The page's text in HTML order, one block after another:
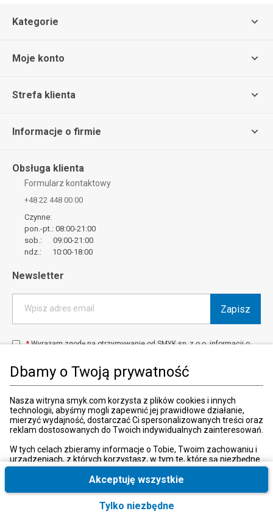
Dbamy o Twoją prywatność
Nasza witryna smyk.com korzysta z plików cookies i innych
technologii, abyśmy mogli zapewnić jej prawidłowe działanie,
mierzyć wydajność, dostarczać Ci spersonalizowanych treści oraz
reklam dostosowanych do Twoich indywidualnych zainteresowań.
W tych celach zbieramy informacje o Tobie, Twoim zachowaniu i
urządzeniach, z których korzystasz, w tym te, które są niezbędne
do prawidłowego funkcjonowania strony internetowej smyk.com.
Te niezbędne pliki cookies możesz wyłączyć zmieniając
Tylko niezbędne
Akceptuję wszystkie
Kategorie
Moje konto
Strefa klienta
Informacje o firmie
Obsługa klienta
Formularz kontaktowy
+48 22 448 00 00
Czynne:
pon.-pt.: 08:00-21:00
sob.: 09:00-21:00
ndz.: 10:00-18:00
Newsletter
Wpisz adres email Zapisz
*Wyrażam zgodę na otrzymywanie od SMYK sp. z o.o. informacji o
elektronicznej (e-mail).
W każdej chwili możesz z łatwością cofnąć wyrażone zgody.
Kraj i język: Polska (Poland)
© 2026, SMYK sp. z o.o.